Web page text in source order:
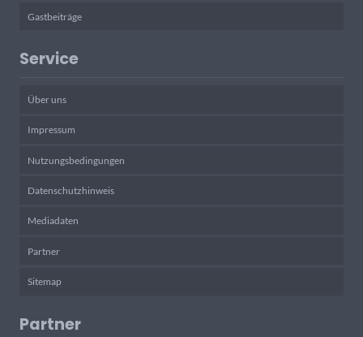
Gastbeiträge
Service
Über uns
Impressum
Nutzungsbedingungen
Datenschutzhinweis
Mediadaten
Partner
Sitemap
Partner